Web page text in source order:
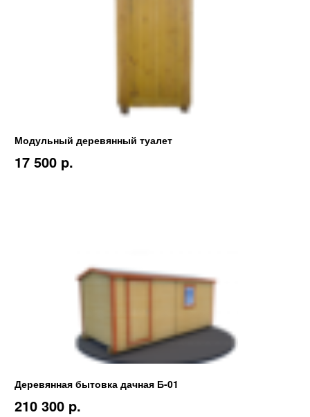
Модульный деревянный туалет
17 500 p.
Деревянная бытовка дачная Б-01
210 300 p.